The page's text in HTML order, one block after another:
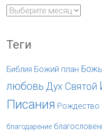
Теги
Библия Божий план
любовь Дух Святой
Писания Рождество
благодарение